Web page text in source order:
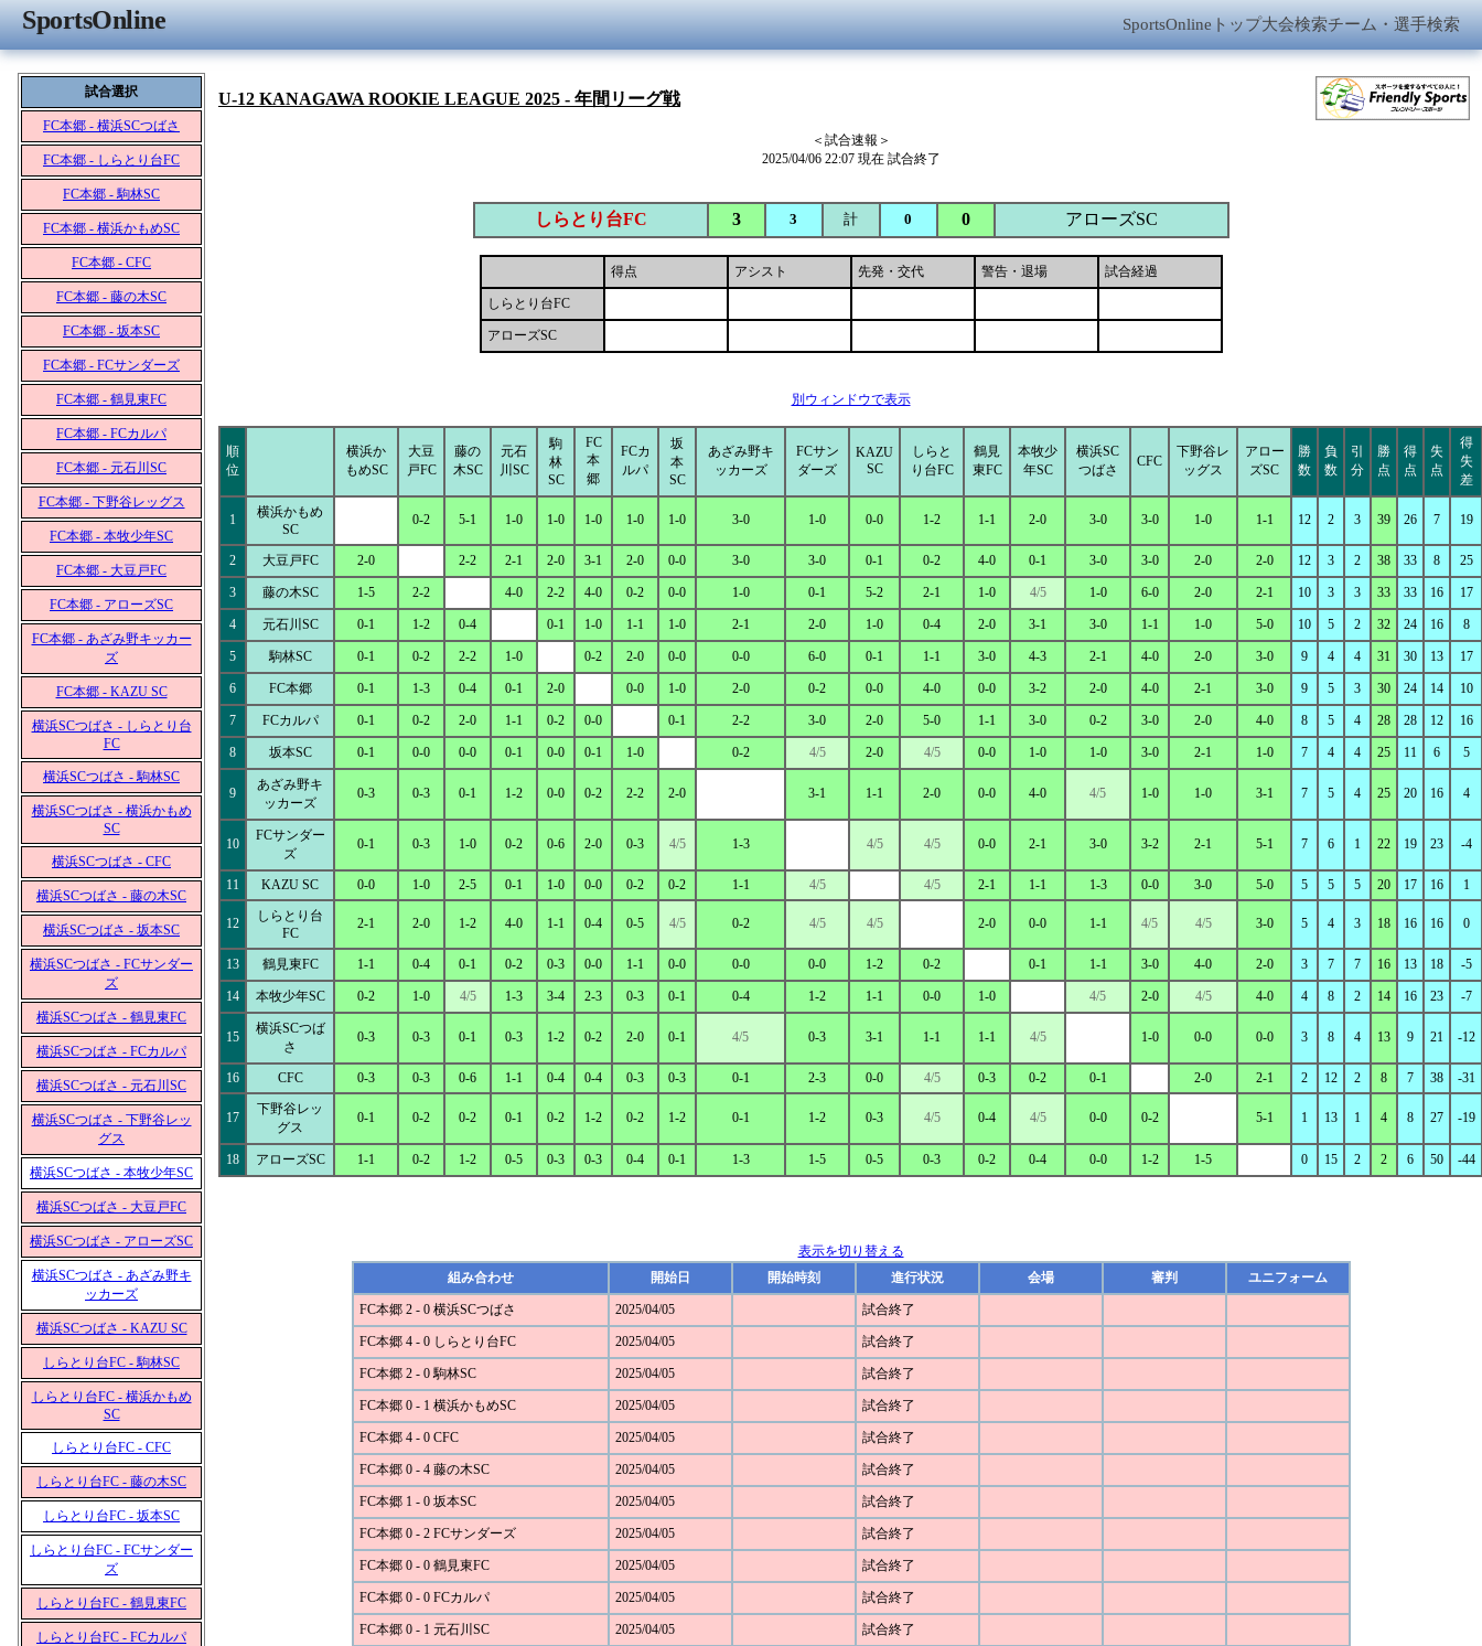
SportsOnline SportsOnlineトップ大会検索チーム・選手検索
試合選択
FC本郷 - 横浜SCつばさ
FC本郷 - しらとり台FC
FC本郷 - 駒林SC
FC本郷 - 横浜かもめSC
FC本郷 - CFC
FC本郷 - 藤の木SC
FC本郷 - 坂本SC
FC本郷 - FCサンダーズ
FC本郷 - 鶴見東FC
FC本郷 - FCカルパ
FC本郷 - 元石川SC
FC本郷 - 下野谷レッグス
FC本郷 - 本牧少年SC
FC本郷 - 大豆戸FC
FC本郷 - アローズSC
FC本郷 - あざみ野キッカー
ズ
FC本郷 - KAZU SC
横浜SCつばさ - しらとり台
FC
横浜SCつばさ - 駒林SC
横浜SCつばさ - 横浜かもめ
SC
横浜SCつばさ - CFC
横浜SCつばさ - 藤の木SC
横浜SCつばさ - 坂本SC
横浜SCつばさ - FCサンダー
ズ
横浜SCつばさ - 鶴見東FC
横浜SCつばさ - FCカルパ
横浜SCつばさ - 元石川SC
横浜SCつばさ - 下野谷レッ
グス
横浜SCつばさ - 本牧少年SC
横浜SCつばさ - 大豆戸FC
横浜SCつばさ - アローズSC
横浜SCつばさ - あざみ野キ
ッカーズ
横浜SCつばさ - KAZU SC
しらとり台FC - 駒林SC
しらとり台FC - 横浜かもめ
SC
しらとり台FC - CFC
しらとり台FC - 藤の木SC
しらとり台FC - 坂本SC
しらとり台FC - FCサンダー
ズ
しらとり台FC - 鶴見東FC
しらとり台FC - FCカルパ
U-12 KANAGAWA ROOKIE LEAGUE 2025 - 年間リーグ戦
＜試合速報＞
2025/04/06 22:07 現在 試合終了
しらとり台FC 3 3 計 0 0 アローズSC
得点 アシスト 先発・交代 警告・退場 試合経過
しらとり台FC
アローズSC
別ウィンドウで表示
順
位
横浜か
もめSC
大豆
戸FC
藤の
木SC
元石
川SC
駒
林
SC
FC
本
郷
FCカ
ルパ
坂
本
SC
あざみ野キ
ッカーズ
FCサン
ダーズ
KAZU
SC
しらと
り台FC
鶴見
東FC
本牧少
年SC
横浜SC
つばさ
CFC
下野谷レ
ッグス
アロー
ズSC
勝
数
負
数
引
分
勝
点
得
点
失
点
得
失
差
1
横浜かもめ
SC
0-2 5-1 1-0 1-0 1-0 1-0 1-0 3-0 1-0 0-0 1-2 1-1 2-0 3-0 3-0 1-0 1-1 12 2 3 39 26 7 19
2 大豆戸FC 2-0 2-2 2-1 2-0 3-1 2-0 0-0 3-0 3-0 0-1 0-2 4-0 0-1 3-0 3-0 2-0 2-0 12 3 2 38 33 8 25
3 藤の木SC 1-5 2-2 4-0 2-2 4-0 0-2 0-0 1-0 0-1 5-2 2-1 1-0 4/5 1-0 6-0 2-0 2-1 10 3 3 33 33 16 17
4 元石川SC 0-1 1-2 0-4 0-1 1-0 1-1 1-0 2-1 2-0 1-0 0-4 2-0 3-1 3-0 1-1 1-0 5-0 10 5 2 32 24 16 8
5 駒林SC 0-1 0-2 2-2 1-0 0-2 2-0 0-0 0-0 6-0 0-1 1-1 3-0 4-3 2-1 4-0 2-0 3-0 9 4 4 31 30 13 17
6 FC本郷 0-1 1-3 0-4 0-1 2-0 0-0 1-0 2-0 0-2 0-0 4-0 0-0 3-2 2-0 4-0 2-1 3-0 9 5 3 30 24 14 10
7 FCカルパ 0-1 0-2 2-0 1-1 0-2 0-0 0-1 2-2 3-0 2-0 5-0 1-1 3-0 0-2 3-0 2-0 4-0 8 5 4 28 28 12 16
8 坂本SC 0-1 0-0 0-0 0-1 0-0 0-1 1-0 0-2 4/5 2-0 4/5 0-0 1-0 1-0 3-0 2-1 1-0 7 4 4 25 11 6 5
9
あざみ野キ
ッカーズ
0-3 0-3 0-1 1-2 0-0 0-2 2-2 2-0 3-1 1-1 2-0 0-0 4-0 4/5 1-0 1-0 3-1 7 5 4 25 20 16 4
10
FCサンダー
ズ
0-1 0-3 1-0 0-2 0-6 2-0 0-3 4/5 1-3 4/5 4/5 0-0 2-1 3-0 3-2 2-1 5-1 7 6 1 22 19 23 -4
11 KAZU SC 0-0 1-0 2-5 0-1 1-0 0-0 0-2 0-2 1-1 4/5 4/5 2-1 1-1 1-3 0-0 3-0 5-0 5 5 5 20 17 16 1
12
しらとり台
FC
2-1 2-0 1-2 4-0 1-1 0-4 0-5 4/5 0-2 4/5 4/5 2-0 0-0 1-1 4/5 4/5 3-0 5 4 3 18 16 16 0
13 鶴見東FC 1-1 0-4 0-1 0-2 0-3 0-0 1-1 0-0 0-0 0-0 1-2 0-2 0-1 1-1 3-0 4-0 2-0 3 7 7 16 13 18 -5
14 本牧少年SC 0-2 1-0 4/5 1-3 3-4 2-3 0-3 0-1 0-4 1-2 1-1 0-0 1-0 4/5 2-0 4/5 4-0 4 8 2 14 16 23 -7
15
横浜SCつば
さ
0-3 0-3 0-1 0-3 1-2 0-2 2-0 0-1 4/5 0-3 3-1 1-1 1-1 4/5 1-0 0-0 0-0 3 8 4 13 9 21 -12
16 CFC 0-3 0-3 0-6 1-1 0-4 0-4 0-3 0-3 0-1 2-3 0-0 4/5 0-3 0-2 0-1 2-0 2-1 2 12 2 8 7 38 -31
17
下野谷レッ
グス
0-1 0-2 0-2 0-1 0-2 1-2 0-2 1-2 0-1 1-2 0-3 4/5 0-4 4/5 0-0 0-2 5-1 1 13 1 4 8 27 -19
18 アローズSC 1-1 0-2 1-2 0-5 0-3 0-3 0-4 0-1 1-3 1-5 0-5 0-3 0-2 0-4 0-0 1-2 1-5 0 15 2 2 6 50 -44
表示を切り替える
組み合わせ
開始日 開始時刻 進行状況 会場 審判 ユニフォーム
FC本郷 2 - 0 横浜SCつばさ 2025/04/05 試合終了
FC本郷 4 - 0 しらとり台FC 2025/04/05 試合終了
FC本郷 2 - 0 駒林SC 2025/04/05 試合終了
FC本郷 0 - 1 横浜かもめSC 2025/04/05 試合終了
FC本郷 4 - 0 CFC 2025/04/05 試合終了
FC本郷 0 - 4 藤の木SC 2025/04/05 試合終了
FC本郷 1 - 0 坂本SC 2025/04/05 試合終了
FC本郷 0 - 2 FCサンダーズ 2025/04/05 試合終了
FC本郷 0 - 0 鶴見東FC 2025/04/05 試合終了
FC本郷 0 - 0 FCカルパ 2025/04/05 試合終了
FC本郷 0 - 1 元石川SC 2025/04/05 試合終了